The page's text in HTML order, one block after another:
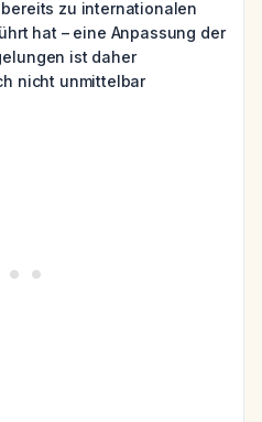
zu internationalen
hat – eine Anpassung der
ist daher
nicht unmittelbar